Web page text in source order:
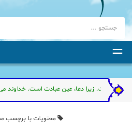
است. زیرا دعا، عین عبادت است. خداوند می
محتویات با برچسب